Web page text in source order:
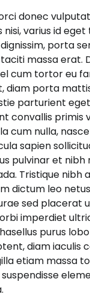
donec
varius id eget
porta
massa erat.
cum tortor eu
diam porta
parturient
convallis primis
cum nulla,
sapien
pulvinar et nibh
Tristique nibh
dictum leo
sed placerat
imperdiet
purus
diam iaculis
etiam massa